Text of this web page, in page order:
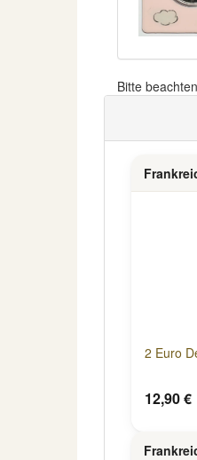
Bitte
2 Euro
12,90 €